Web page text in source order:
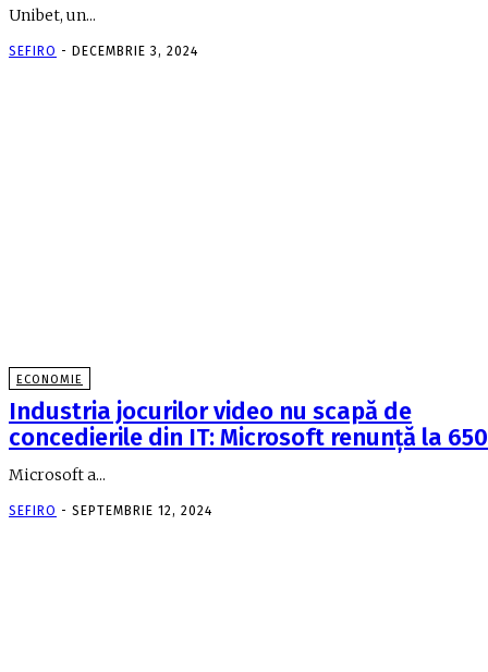
Unibet, un...
SEFIRO - DECEMBRIE 3, 2024
ECONOMIE
Industria jocurilor video nu scapă de
concedierile din IT: Microsoft renunţă la
Microsoft a...
SEFIRO - SEPTEMBRIE 12, 2024